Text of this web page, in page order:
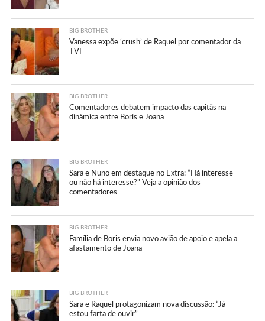
BIG BROTHER
Vanessa expõe ‘crush’ de Raquel por comentador da
TVI
BIG BROTHER
Comentadores debatem impacto das capitãs na
dinâmica entre Boris e Joana
BIG BROTHER
Sara e Nuno em destaque no Extra: “Há interesse
ou não há interesse?” Veja a opinião dos
comentadores
BIG BROTHER
Família de Boris envia novo avião de apoio e apela a
afastamento de Joana
BIG BROTHER
Sara e Raquel protagonizam nova discussão: “Já
estou farta de ouvir”